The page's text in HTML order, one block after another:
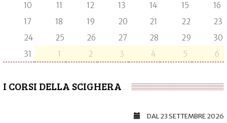
10
11 12 13 14 15
16
17
18 19 20 21 22
23
24
25 26 27 28 29
30
31
1 2 3 4 5 6
I CORSI DELLA SCIGHERA
DAL23 SETTEMBRE 2026